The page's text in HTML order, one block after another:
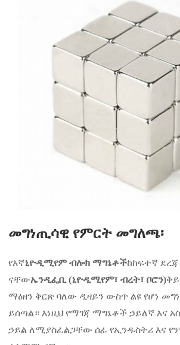
መግነጢሳዊ የምርት መግለጫ፡
የእኛኒዮዲሚየም ብሎክ ማግኔቶችከከፍተኛ ደረጃ
ናቸውኤንዲፌቢ (ኒዮዲሚየም፣ ብረት፣ ቦሮን)
ማዕዘን ቅርጽ ባለው ዲዛይን ውስጥ ልዩ የሆነ
ይሰጣል። እነዚህ የማገጃ ማግኔቶች ኃይለኛ እና
ኃይል ለሚያስፈልጋቸው ሰፊ የኢንዱስትሪ እና